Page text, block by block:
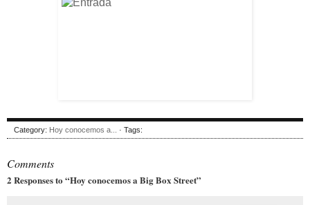
Category: Hoy conocemos a... · Tags:
Comments
2 Responses to “Hoy conocemos a Big Box Street”